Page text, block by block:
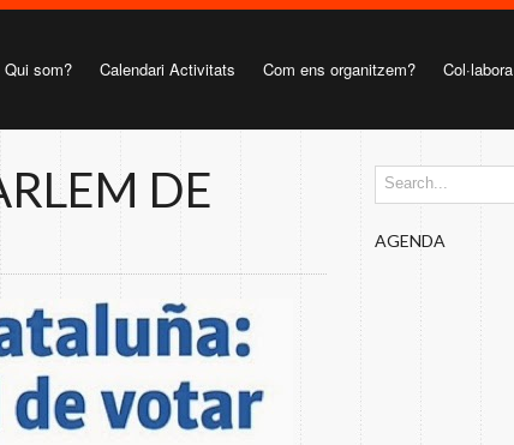
Qui som? Calendari Activitats Com ens organitzem? Col·labora
DE
AGENDA